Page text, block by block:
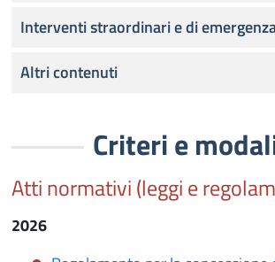
Criteri e
Atti normativi (leggi e
2026
Interventi straordinari e di
Altri contenuti